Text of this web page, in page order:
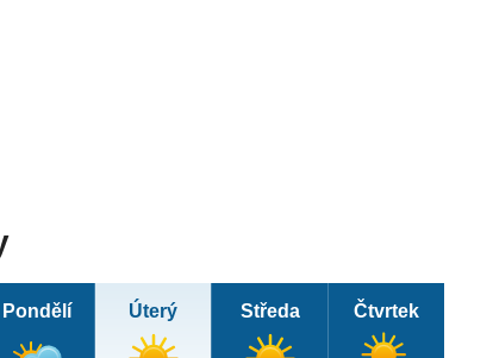
Pondělí Úterý Středa Čtvrtek